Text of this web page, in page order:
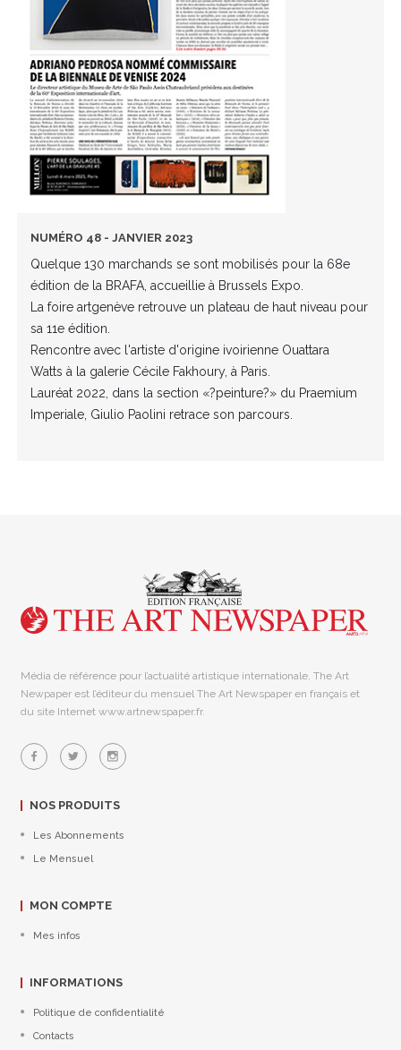
NUMÉRO 48 - JANVIER 2023
Quelque 130 marchands se sont mobilisés pour la 68e
édition de la BRAFA, accueillie à Brussels Expo.
La foire artgenève retrouve un plateau de haut niveau pour
sa 11e édition.
Rencontre avec l'artiste d'origine ivoirienne Ouattara
Watts à la galerie Cécile Fakhoury, à Paris.
Lauréat 2022, dans la section «?peinture?» du Praemium
Imperiale, Giulio Paolini retrace son parcours.
Média de référence pour l’actualité artistique internationale, The Art
Newpaper est l’éditeur du mensuel The Art Newspaper en français et
du site Internet www.artnewspaper.fr.
NOS PRODUITS
Les Abonnements
Le Mensuel
MON COMPTE
Mes infos
INFORMATIONS
Politique de confidentialité
Contacts